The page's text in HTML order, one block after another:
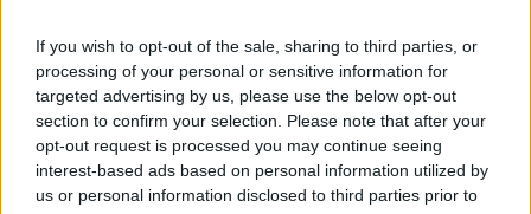
If you wish to opt-out of the sale, sharing to third parties, or
processing of your personal or sensitive information for
targeted advertising by us, please use the below opt-out
section to confirm your selection. Please note that after your
opt-out request is processed you may continue seeing
interest-based ads based on personal information utilized by
us or personal information disclosed to third parties prior to